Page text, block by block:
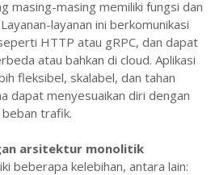
masing-masing memiliki fungsi dan
layanan ini berkomunikasi
HTTP atau gRPC, dan dapat
atau bahkan di cloud. Aplikasi
fleksibel, skalabel, dan tahan
dapat menyesuaikan diri dengan
trafik.
arsitektur monolitik
beberapa kelebihan, antara lain: